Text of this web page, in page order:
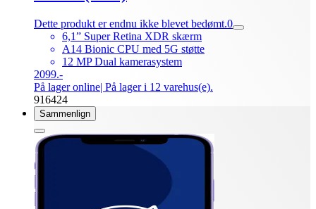
Dette produkt er endnu ikke blevet bedømt.0
6,1” Super Retina XDR skærm
A14 Bionic CPU med 5G støtte
12 MP Dual kamerasystem
2099.-
På lager online| På lager i 12 varehus(e).
916424
Sammenlign